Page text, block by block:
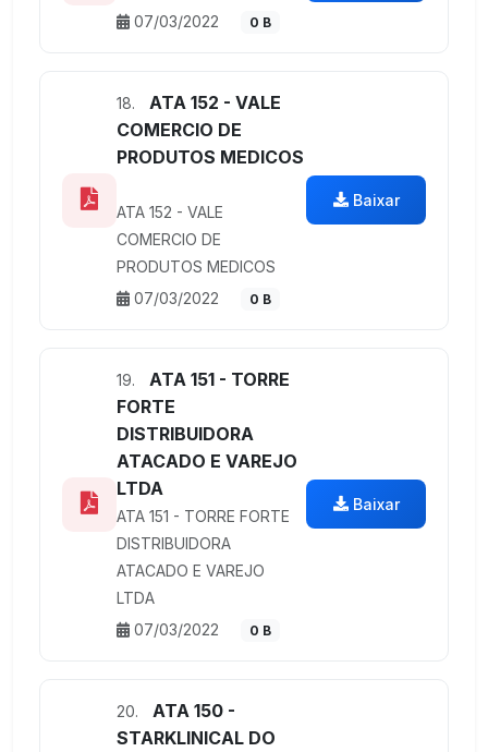
07/03/2022
0 B
18.
ATA 152 - VALE
COMERCIO DE
PRODUTOS MEDICOS
ATA 152 - VALE
COMERCIO DE
PRODUTOS MEDICOS
07/03/2022
0 B
Baixar
19.
ATA 151 - TORRE
FORTE
DISTRIBUIDORA
ATACADO E VAREJO
LTDA
ATA 151 - TORRE FORTE
DISTRIBUIDORA
ATACADO E VAREJO
LTDA
07/03/2022
0 B
Baixar
20.
ATA 150 -
STARKLINICAL DO